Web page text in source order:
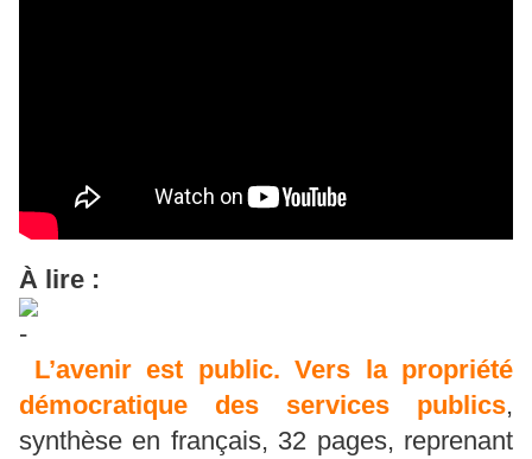
À lire :
L’avenir est public. Vers la propriété
démocratique des services publics,
synthèse en français, 32 pages, reprenant